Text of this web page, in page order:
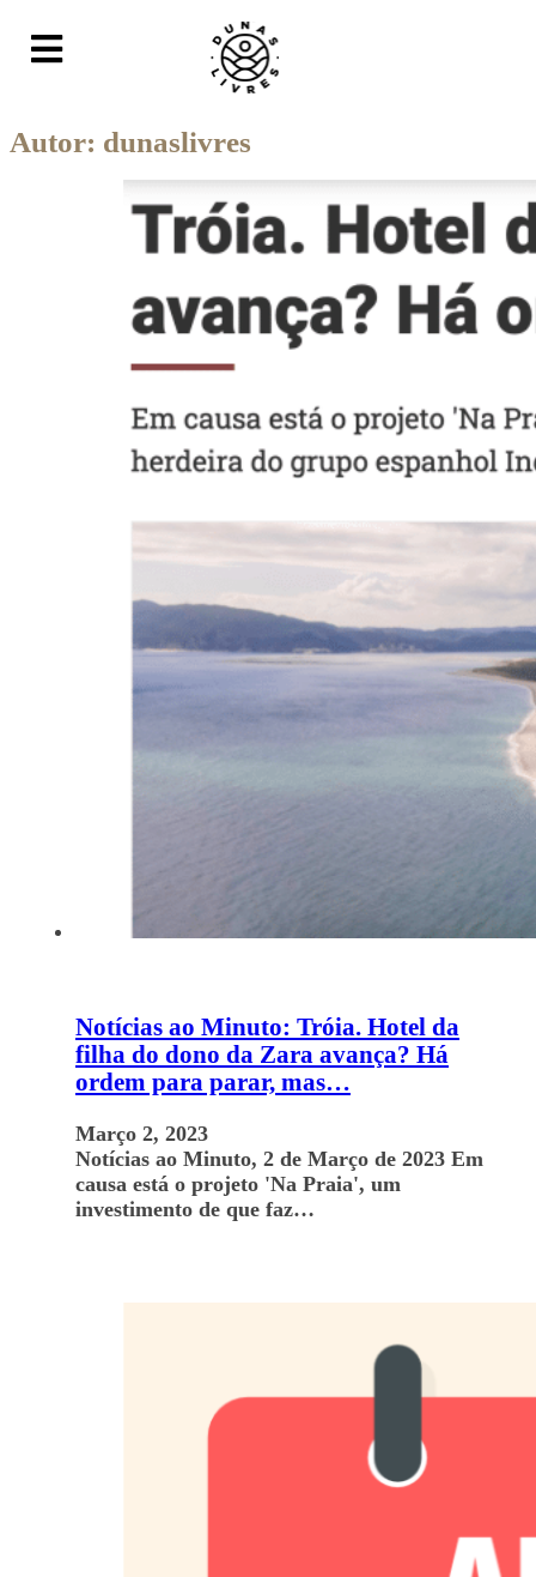
Autor: dunaslivres
Notícias ao Minuto: Tróia. Hotel da
filha do dono da Zara avança? Há
ordem para parar, mas…
Março 2, 2023
Notícias ao Minuto, 2 de Março de 2023 Em
causa está o projeto 'Na Praia', um
investimento de que faz…